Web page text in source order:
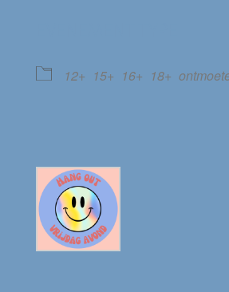
12+ 15+ 16+ 18+